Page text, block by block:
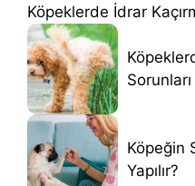
Köpeklerde İdrar
Sorunları
Köpeğin
Yapılır?